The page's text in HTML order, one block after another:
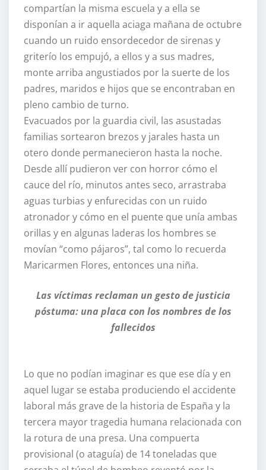
compartían la misma escuela y a ella se
disponían a ir aquella aciaga mañana de octubre
cuando un ruido ensordecedor de sirenas y
griterío los empujó, a ellos y a sus madres,
monte arriba angustiados por la suerte de los
padres, maridos e hijos que se encontraban en
pleno cambio de turno.
Evacuados por la guardia civil, las asustadas
familias sortearon brezos y jarales hasta un
otero donde permanecieron hasta la noche.
Desde allí pudieron ver con horror cómo el
cauce del río, minutos antes seco, arrastraba
aguas turbias y enfurecidas con un ruido
atronador y cómo en el puente que unía ambas
orillas y en algunas laderas los hombres se
movían “como pájaros”, tal como lo recuerda
Maricarmen Flores, entonces una niña.
Las víctimas reclaman un gesto de justicia
póstuma: una placa con los nombres de los
fallecidos
Lo que no podían imaginar es que ese día y en
aquel lugar se estaba produciendo el accidente
laboral más grave de la historia de España y la
tercera mayor tragedia humana relacionada con
la rotura de una presa. Una compuerta
provisional (o ataguía) de 14 toneladas que